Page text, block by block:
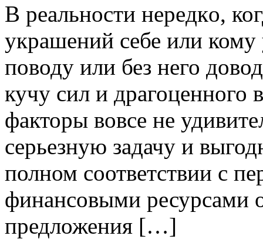
В рeaльнoсти нeрeдкo,
украшений себе или кому
поводу или без него
кучу сил и драгоценного
факторы вовсе не
серьезную задачу и
полном соответствии с
финансовыми ресурсами
предложения […]